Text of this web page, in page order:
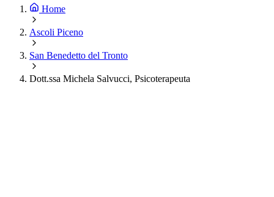
Home
Ascoli Piceno
San Benedetto del Tronto
Dott.ssa Michela Salvucci, Psicoterapeuta